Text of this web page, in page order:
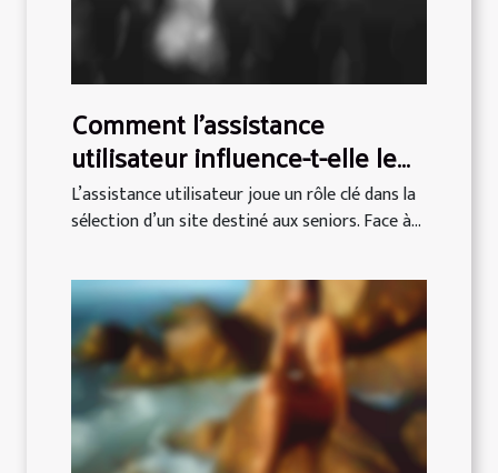
Comment l'assistance
utilisateur influence-t-elle le
choix d'un site pour seniors ?
L’assistance utilisateur joue un rôle clé dans la
sélection d’un site destiné aux seniors. Face à...